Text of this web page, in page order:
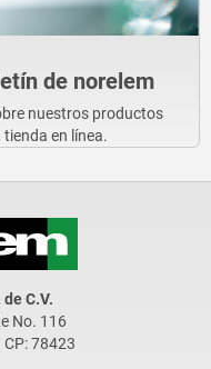
de norelem
nuestros productos
en línea.
C.V.
No. 116
CP: 78423